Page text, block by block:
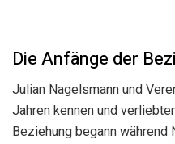
Die Anfänge der
Julian Nagelsmann und
Jahren kennen und
Beziehung begann während